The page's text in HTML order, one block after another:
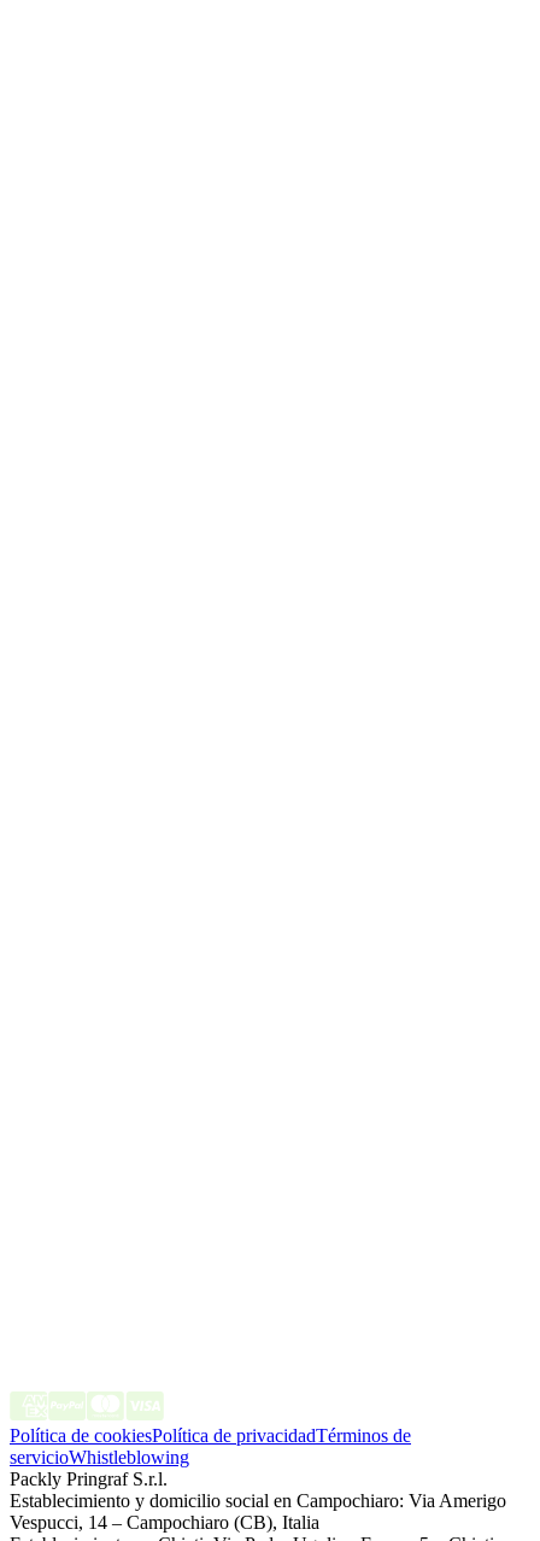
Política de cookiesPolítica de privacidadTérminos de
servicioWhistleblowing
Packly Pringraf S.r.l.
Establecimiento y domicilio social en Campochiaro: Via Amerigo
Vespucci, 14 – Campochiaro (CB), Italia